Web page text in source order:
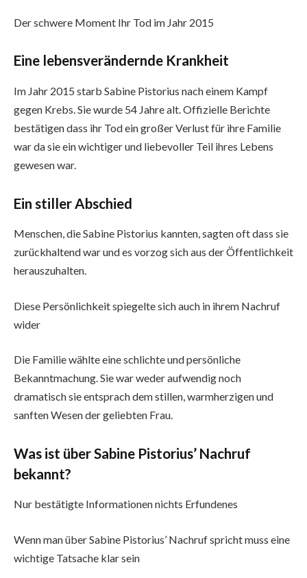
Der schwere Moment Ihr Tod im Jahr 2015
Eine lebensverändernde Krankheit
Im Jahr 2015 starb Sabine Pistorius nach einem Kampf
gegen Krebs. Sie wurde 54 Jahre alt. Offizielle Berichte
bestätigen dass ihr Tod ein großer Verlust für ihre Familie
war da sie ein wichtiger und liebevoller Teil ihres Lebens
gewesen war.
Ein stiller Abschied
Menschen, die Sabine Pistorius kannten, sagten oft dass sie
zurückhaltend war und es vorzog sich aus der Öffentlichkeit
herauszuhalten.
Diese Persönlichkeit spiegelte sich auch in ihrem Nachruf
wider
Die Familie wählte eine schlichte und persönliche
Bekanntmachung. Sie war weder aufwendig noch
dramatisch sie entsprach dem stillen, warmherzigen und
sanften Wesen der geliebten Frau.
Was ist über Sabine Pistorius’ Nachruf
bekannt?
Nur bestätigte Informationen nichts Erfundenes
Wenn man über Sabine Pistorius’ Nachruf spricht muss eine
wichtige Tatsache klar sein